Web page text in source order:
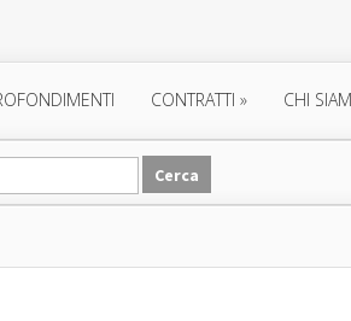
CONTRATTI » CHI